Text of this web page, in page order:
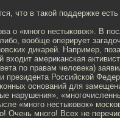
что в такой поддержке
о «много нестыковок». В
вообще оперирует
дикарей. Например,
входит американская
по правам человека)
президента Российской
оснований для
нарушения»,
«много нестыковок»
Очень много! Всех не